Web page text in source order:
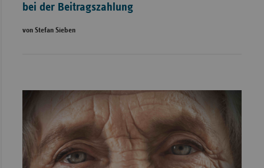
bei der Beitragszahlung
von Stefan Sieben